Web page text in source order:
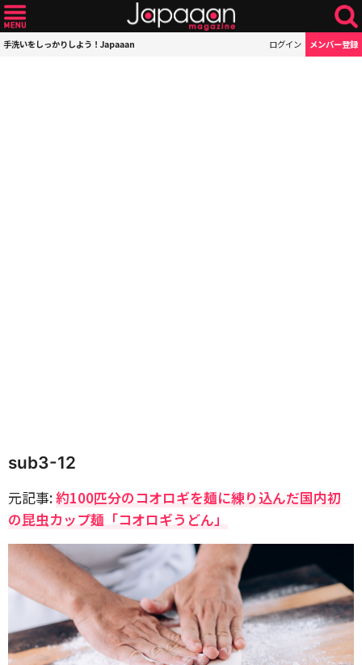
手洗いをしっかりしよう！Japaaan ログイン メンバー登録
sub3-12
元記事:約100匹分のコオロギを麺に練り込んだ国内初
の昆虫カップ麺「コオロギうどん」